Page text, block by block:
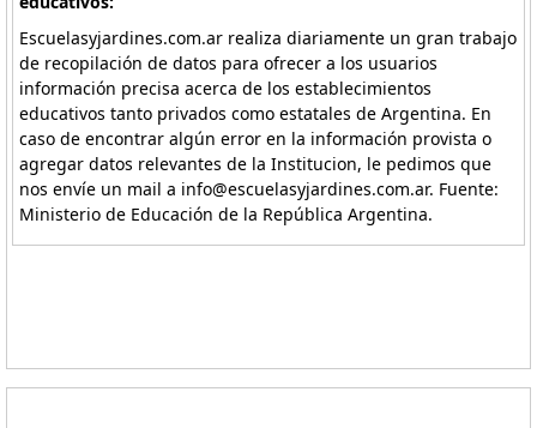
Escuelasyjardines.com.ar realiza diariamente un gran trabajo
de recopilación de datos para ofrecer a los usuarios
información precisa acerca de los establecimientos
educativos tanto privados como estatales de Argentina. En
caso de encontrar algún error en la información provista o
agregar datos relevantes de la Institucion, le pedimos que
nos envíe un mail a info@escuelasyjardines.com.ar. Fuente:
Ministerio de Educación de la República Argentina.